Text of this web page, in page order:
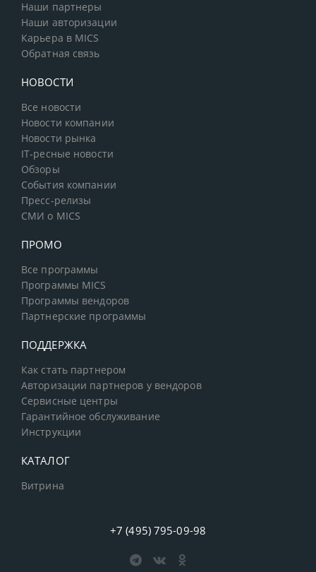
Наши партнеры
Наши авторизации
Карьера в MICS
Обратная связь
НОВОСТИ
Все новости
Новости компании
Новости рынка
IT-ресные новости
Обзоры
События компании
Пресс-релизы
СМИ о MICS
ПРОМО
Все программы
Программы MICS
Программы вендоров
Партнерские программы
ПОДДЕРЖКА
Как стать партнером
Авторизации партнеров у вендоров
Сервисные центры
Гарантийное обслуживание
Инструкции
КАТАЛОГ
Витрина
+7 (495) 795-09-98